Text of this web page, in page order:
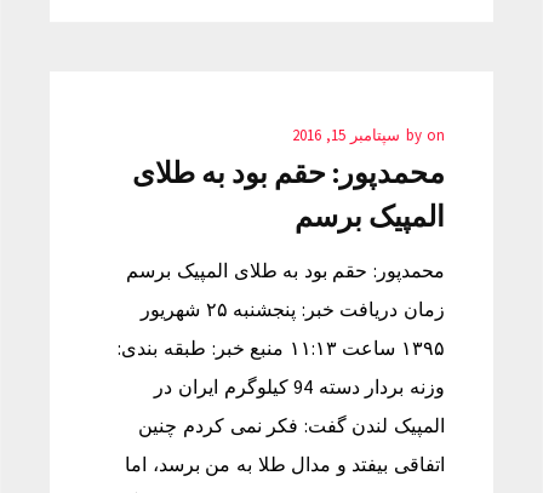
by on سپتامبر 15, 2016
محمدپور: حقم بود به طلای
المپیک برسم
محمدپور: حقم بود به طلای المپیک برسم
زمان دریافت خبر: پنجشنبه ۲۵ شهریور
۱۳۹۵ ساعت ۱۱:۱۳ منبع خبر: طبقه بندی:
وزنه بردار دسته 94 کیلوگرم ایران در
المپیک لندن گفت: فکر نمی کردم چنین
اتفاقی بیفتد و مدال طلا به من برسد، اما